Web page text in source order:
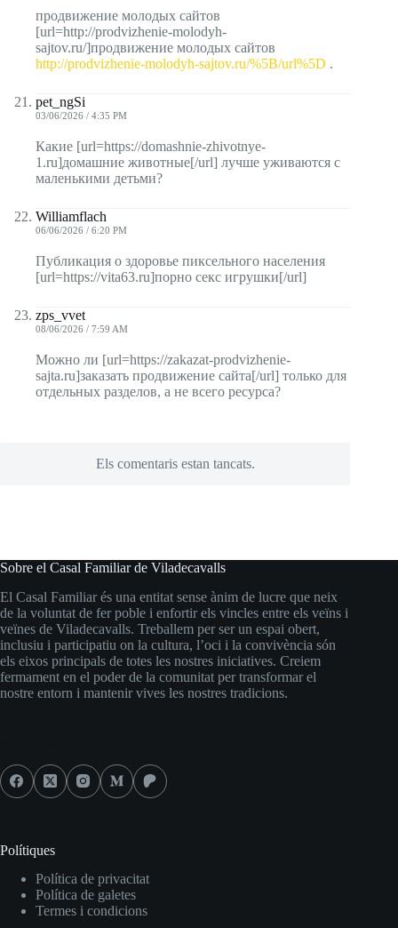
продвижение молодых сайтов
[url=http://prodvizhenie-molodyh-
sajtov.ru/]продвижение молодых сайтов
http://prodvizhenie-molodyh-sajtov.ru/%5B/url%5D .
pet_ngSi
03/06/2026 / 4:35 PM
Какие [url=https://domashnie-zhivotnye-
1.ru]домашние животные[/url] лучше уживаются с
маленькими детьми?
Williamflach
06/06/2026 / 6:20 PM
Публикация о здоровье пиксельного населения
[url=https://vita63.ru]порно секс игрушки[/url]
zps_vvet
08/06/2026 / 7:59 AM
Можно ли [url=https://zakazat-prodvizhenie-
sajta.ru]заказать продвижение сайта[/url] только для
отдельных разделов, а не всего ресурса?
Els comentaris estan tancats.
Sobre el Casal Familiar de Viladecavalls
El Casal Familiar és una entitat sense ànim de lucre que neix
de la voluntat de fer poble i enfortir els vincles entre els veïns i
veïnes de Viladecavalls. Treballem per ser un espai obert,
inclusiu i participatiu on la cultura, l’oci i la convivència són
els eixos principals de totes les nostres iniciatives. Creiem
fermament en el poder de la comunitat per transformar el
nostre entorn i mantenir vives les nostres tradicions.
Polítiques
Política de privacitat
Política de galetes
Termes i condicions